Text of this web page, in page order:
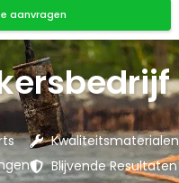
aanvragen
Kwaliteitsmaterialen
Blijvende Resultaten